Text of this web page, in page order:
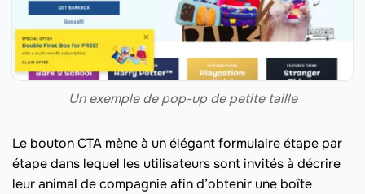
Un exemple de pop-up de petite taille
Le bouton CTA mène à un élégant formulaire étape par
étape dans lequel les utilisateurs sont invités à décrire
leur animal de compagnie afin d’obtenir une boîte